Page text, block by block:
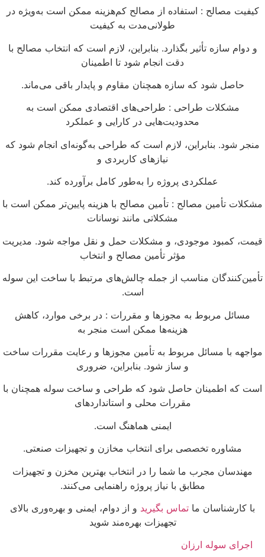
کیفیت مصالح : استفاده از مصالح کم‌هزینه ممکن است به‌ویژه در
طولانی‌مدت به کیفیت
و دوام سازه تأثیر بگذارد. بنابراین، لازم است که انتخاب مصالح با
دقت انجام شود تا اطمینان
حاصل شود که سازه همچنان مقاوم و پایدار باقی می‌ماند.
مشکلات طراحی : طراحی‌های اقتصادی ممکن است به
محدودیت‌هایی در کارایی و عملکرد
منجر شود. بنابراین، لازم است که طراحی به‌گونه‌ای انجام شود که
نیازهای کاربردی و
عملکردی پروژه را به‌طور کامل برآورده کند.
تأمین مصالح : تأمین مصالح با هزینه پایین‌تر ممکن است با
مشکلاتی مانند نوسانات
کمبود موجودی، و مشکلات حمل و نقل مواجه شود. مدیریت
مؤثر تأمین مصالح و انتخاب
مناسب از جمله چالش‌های مرتبط با ساخت این سوله
است.
مسائل مربوط به مجوزها و مقررات : در برخی موارد، کاهش
هزینه‌ها ممکن است منجر به
با مسائل مربوط به تأمین مجوزها و رعایت مقررات ساخت
و ساز شود. بنابراین، ضروری
که اطمینان حاصل شود که طراحی و ساخت سوله همچنان با
مقررات محلی و استانداردهای
ایمنی هماهنگ است.
مشاوره تخصصی برای انتخاب مخازن و تجهیزات صنعتی.
مهندسان مجرب ما شما را در انتخاب بهترین مخزن و تجهیزات
مطابق با نیاز پروژه راهنمایی می‌کنند.
با کارشناسان ماتماس بگیریدو از دوام، ایمنی و بهره‌وری بالای
تجهیزات بهره‌مند شوید
اجرای سوله ارزان